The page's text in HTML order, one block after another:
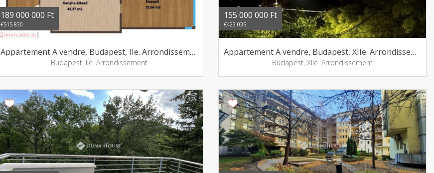
189 000 000 Ft
€515 830
Appartement Á vendre, Budapest, IIe. Arrondissement
Budapest, IIe. Arrondissement
155 000 000 Ft
€423 035
Appartement Á vendre, Budapest, XIIe. Arrondissement
Budapest, XIIe. Arrondissement